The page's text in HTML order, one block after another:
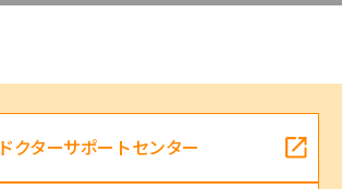
ドクターサポートセンター